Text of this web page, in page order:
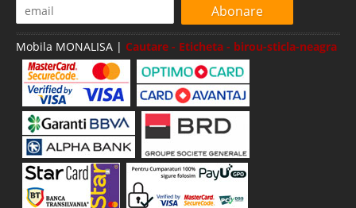
Abonare
Mobila MONALISA | Cautare - Eticheta - birou-sticla-neagra